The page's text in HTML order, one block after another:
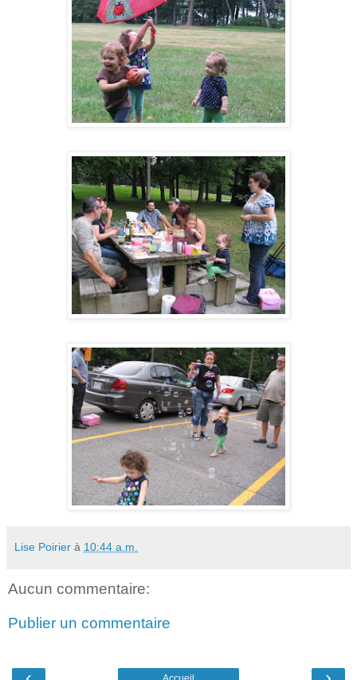
Lise Poirier à 10:44 a.m.
Aucun commentaire:
Publier un commentaire